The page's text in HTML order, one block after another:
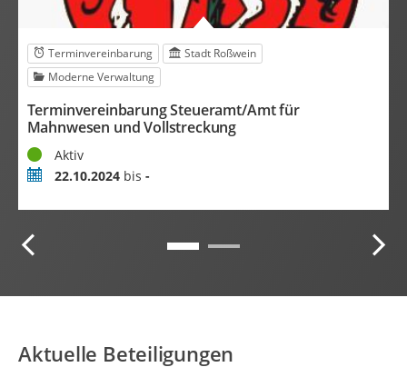
Terminvereinbarung
Stadt Roßwein
Moderne Verwaltung
Terminvereinbarung Steueramt/Amt für
Mahnwesen und Vollstreckung
StatusAktiv
Zeitraum22.10.2024bis -
Aktuelle Beteiligungen